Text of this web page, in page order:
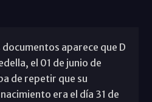
aparece que D
el 01 de junio de
de repetir que su
era el día 31 de